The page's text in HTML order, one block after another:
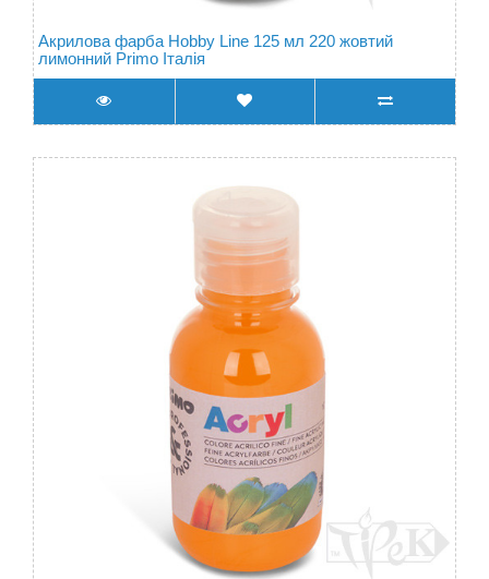
Акрилова фарба Hobby Line 125 мл 220 жовтий
лимонний Primo Італія